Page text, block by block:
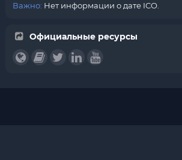
Важно: Нет информации о дате ICO.
Официальные ресурсы